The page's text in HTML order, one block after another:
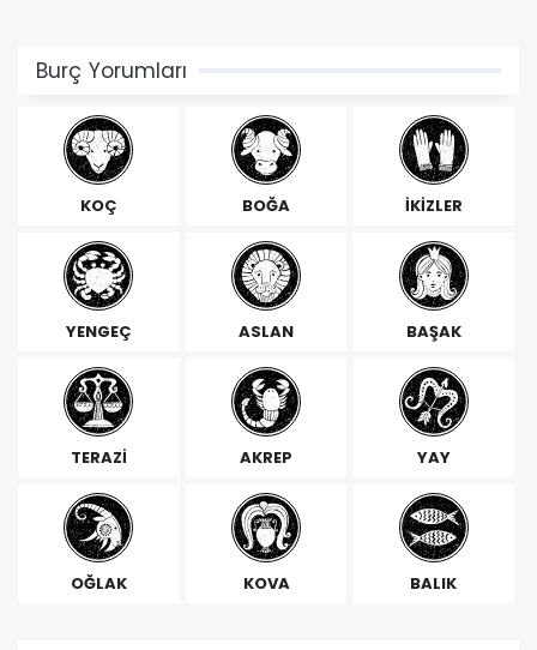
Burç Yorumları
KOÇ BOĞA İKİZLER
YENGEÇ ASLAN BAŞAK
TERAZİ AKREP YAY
OĞLAK KOVA BALIK